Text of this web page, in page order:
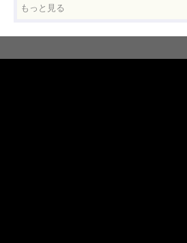
もっと見る